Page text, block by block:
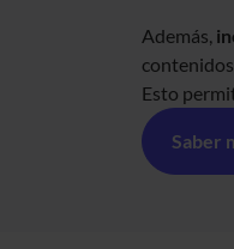
Además,
Esto
Saber